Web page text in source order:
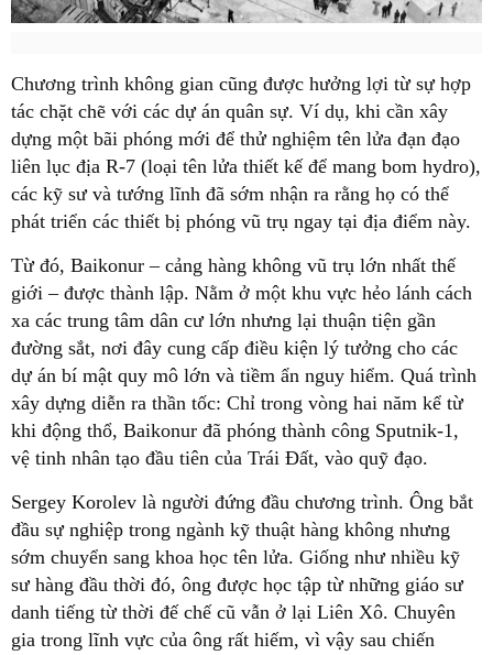
Chương trình không gian cũng được hưởng lợi từ sự hợp
tác chặt chẽ với các dự án quân sự. Ví dụ, khi cần xây
dựng một bãi phóng mới để thử nghiệm tên lửa đạn đạo
liên lục địa R-7 (loại tên lửa thiết kế để mang bom hydro),
các kỹ sư và tướng lĩnh đã sớm nhận ra rằng họ có thể
phát triển các thiết bị phóng vũ trụ ngay tại địa điểm này.
Từ đó, Baikonur – cảng hàng không vũ trụ lớn nhất thế
giới – được thành lập. Nằm ở một khu vực hẻo lánh cách
xa các trung tâm dân cư lớn nhưng lại thuận tiện gần
đường sắt, nơi đây cung cấp điều kiện lý tưởng cho các
dự án bí mật quy mô lớn và tiềm ẩn nguy hiểm. Quá trình
xây dựng diễn ra thần tốc: Chỉ trong vòng hai năm kể từ
khi động thổ, Baikonur đã phóng thành công Sputnik-1,
vệ tinh nhân tạo đầu tiên của Trái Đất, vào quỹ đạo.
Sergey Korolev là người đứng đầu chương trình. Ông bắt
đầu sự nghiệp trong ngành kỹ thuật hàng không nhưng
sớm chuyển sang khoa học tên lửa. Giống như nhiều kỹ
sư hàng đầu thời đó, ông được học tập từ những giáo sư
danh tiếng từ thời đế chế cũ vẫn ở lại Liên Xô. Chuyên
gia trong lĩnh vực của ông rất hiếm, vì vậy sau chiến